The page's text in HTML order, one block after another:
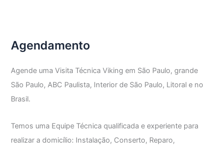
Agendamento
Agende uma Visita Técnica Viking em São Paulo, grande
São Paulo, ABC Paulista, Interior de São Paulo, Litoral e no
Brasil.
Temos uma Equipe Técnica qualificada e experiente para
realizar a domicílio: Instalação, Conserto, Reparo,